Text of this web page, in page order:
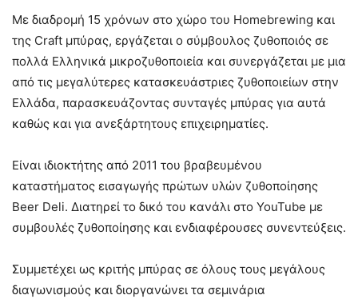
Με διαδρομή 15 χρόνων στο χώρο του Homebrewing και
της Craft μπύρας, εργάζεται ο σύμβουλος ζυθοποιός σε
πολλά Ελληνικά μικροζυθοποιεία και συνεργάζεται με μια
από τις μεγαλύτερες κατασκευάστριες ζυθοποιείων στην
Ελλάδα, παρασκευάζοντας συνταγές μπύρας για αυτά
καθώς και για ανεξάρτητους επιχειρηματίες.
Είναι ιδιοκτήτης από 2011 του βραβευμένου
καταστήματος εισαγωγής πρώτων υλών ζυθοποίησης
Beer Deli. Διατηρεί το δικό του κανάλι στο YouTube με
συμβουλές ζυθοποίησης και ενδιαφέρουσες συνεντεύξεις.
Συμμετέχει ως κριτής μπύρας σε όλους τους μεγάλους
διαγωνισμούς και διοργανώνει τα σεμινάρια